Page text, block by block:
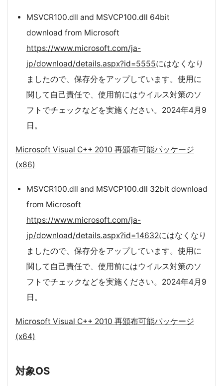
MSVCR100.dll and MSVCP100.dll 64bit
download from Microsoft
https://www.microsoft.com/ja-
jp/download/details.aspx?id=5555にはなくなり
ましたので、保存分をアップしています。使用に
関して自己責任で、使用前にはウイルス対策のソ
フトでチェックなどを実施ください。2024年4月9
日。
Microsoft Visual C++ 2010 再頒布可能パッケージ
(x86)
MSVCR100.dll and MSVCP100.dll 32bit download
from Microsoft
https://www.microsoft.com/ja-
jp/download/details.aspx?id=14632にはなくなり
ましたので、保存分をアップしています。使用に
関して自己責任で、使用前にはウイルス対策のソ
フトでチェックなどを実施ください。2024年4月9
日。
Microsoft Visual C++ 2010 再頒布可能パッケージ
(x64)
対象OS